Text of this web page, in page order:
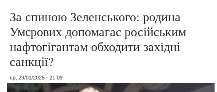
За спиною Зеленського: родина
Умєрових допомагає російським
нафтогігантам обходити західні
санкції?
ср, 29/01/2025 - 21:09